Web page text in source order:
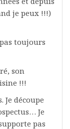
je peux !!!)
toujours
son
!!!
Je découpe
Je
pas